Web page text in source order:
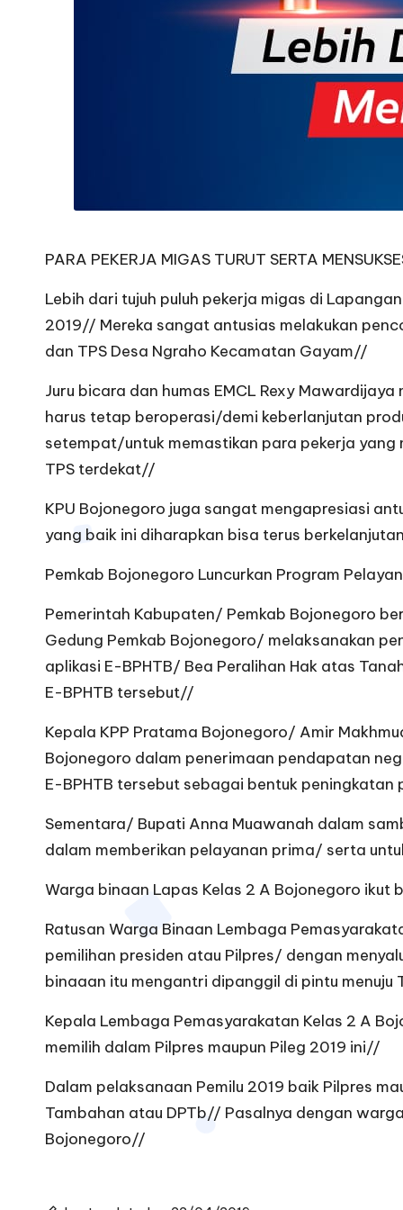
PARA PEKERJA MIGAS TURUT SERTA
Lebih dari tujuh puluh pekerja migas di
2019// Mereka sangat antusias melakukan
dan TPS Desa Ngraho Kecamatan Gayam//
Juru bicara dan humas EMCL Rexy
harus tetap beroperasi/demi keberlanjutan
setempat/untuk memastikan para pekerja
TPS terdekat//
KPU Bojonegoro juga sangat mengapresiasi
yang baik ini diharapkan bisa terus
Pemkab Bojonegoro Luncurkan Program
Pemerintah Kabupaten/ Pemkab Bojonegoro
Gedung Pemkab Bojonegoro/ melaksanakan
aplikasi E-BPHTB/ Bea Peralihan Hak atas
E-BPHTB tersebut//
Kepala KPP Pratama Bojonegoro/ Amir
Bojonegoro dalam penerimaan pendapatan
E-BPHTB tersebut sebagai bentuk
Sementara/ Bupati Anna Muawanah dalam
dalam memberikan pelayanan prima/ serta
Warga binaan Lapas Kelas 2 A Bojonegoro ikut
Ratusan Warga Binaan Lembaga
pemilihan presiden atau Pilpres/ dengan
binaaan itu mengantri dipanggil di pintu menuju
Kepala Lembaga Pemasyarakatan Kelas 2 A
memilih dalam Pilpres maupun Pileg 2019 ini//
Dalam pelaksanaan Pemilu 2019 baik Pilpres
Tambahan atau DPTb// Pasalnya dengan
Bojonegoro//